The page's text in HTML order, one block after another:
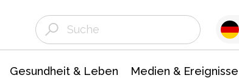
Gesundheit & Leben Medien & Ereignisse